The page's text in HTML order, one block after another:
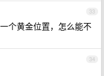
33
个黄金位置，怎么能不
34